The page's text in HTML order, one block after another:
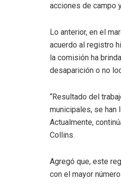
acciones de campo
Lo anterior, en el
acuerdo al registro
la comisión ha
desaparición o no
“Resultado del
municipales, se han
Actualmente,
Collins.
Agregó que, este
con el mayor